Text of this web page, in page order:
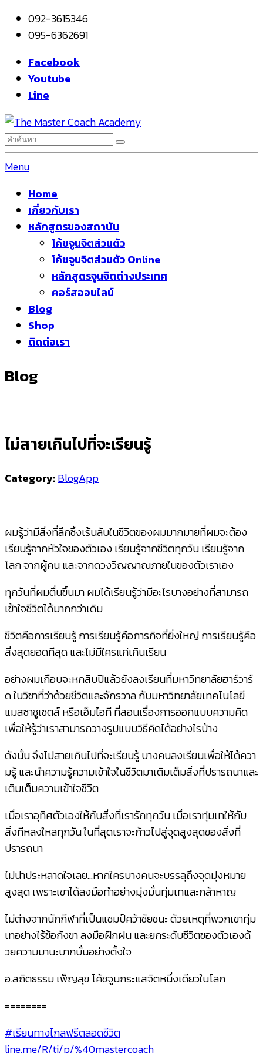
092-3615346
095-6362691
Facebook
Youtube
Line
Menu
Home
เกี่ยวกับเรา
หลักสูตรของสถาบัน
โค้ชจูนจิตส่วนตัว
โค้ชจูนจิตส่วนตัว Online
หลักสูตรจูนจิตต่างประเทศ
คอร์สออนไลน์
Blog
Shop
ติดต่อเรา
Blog
ไม่สายเกินไปที่จะเรียนรู้
Category:BlogApp
ผมรู้ว่ามีสิ่งที่ลึกซึ้งเร้นลับในชีวิตของผมมากมายที่ผมจะต้อง
เรียนรู้จากหัวใจของตัวเอง เรียนรู้จากชีวิตทุกวัน เรียนรู้จาก
โลก จากผู้คน และจากดวงวิญญาณภายในของตัวเราเอง
ทุกวันที่ผมตื่นขึ้นมา ผมได้เรียนรู้ว่ามีอะไรบางอย่างที่สามารถ
เข้าใจชีวิตได้มากกว่าเดิม
ชีวิตคือการเรียนรู้ การเรียนรู้คือภารกิจที่ยิ่งใหญ่ การเรียนรู้คือ
สิ่งสุดยอดที่สุด และไม่มีใครแก่เกินเรียน
อย่างผมเกือบจะหกสิบปีแล้วยังลงเรียนที่มหาวิทยาลัยฮาร์วาร์
ด ในวิชาที่ว่าด้วยชีวิตและจักรวาล กับมหาวิทยาลัยเทคโนโลยี
แมสซาซูเซตส์ หรือเอ็มไอที ที่สอนเรื่องการออกแบบความคิด
เพื่อให้รู้ว่าเราสามารถวางรูปแบบวิธีคิดได้อย่างไรบ้าง
ดังนั้น จึงไม่สายเกินไปที่จะเรียนรู้ บางคนลงเรียนเพื่อให้ได้ควา
มรู้ และนำความรู้ความเข้าใจในชีวิตมาเติมเต็มสิ่งที่ปรารถนาและ
เติมเต็มความเข้าใจชีวิต
เมื่อเราอุทิศตัวเองให้กับสิ่งที่เรารักทุกวัน เมื่อเราทุ่มเทให้กับ
สิ่งที่หลงใหลทุกวัน ในที่สุดเราจะก้าวไปสู่จุดสูงสุดของสิ่งที่
ปรารถนา
ไม่น่าประหลาดใจเลย…หากใครบางคนจะบรรลุถึงจุดมุ่งหมาย
สูงสุด เพราะเขาได้ลงมือทำอย่างมุ่งมั่นทุ่มเทและกล้าหาญ
ไม่ต่างจากนักกีฬาที่เป็นแชมป์คว้าชัยชนะ ด้วยเหตุที่พวกเขาทุ่ม
เทอย่างไร้ข้อกังขา ลงมือฝึกฝน และยกระดับชีวิตของตัวเองด้
วยความมานะบากบั่นอย่างตั้งใจ
อ.สถิตธรรม เพ็ญสุข โค้ชจูนกระแสจิตหนึ่งเดียวในโลก
========
#เรียนทางไกลฟรีตลอดชีวิต
line.me/R/ti/p/%40mastercoach